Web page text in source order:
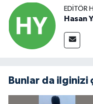
EDITÖR
Hasan
Bunlar da ilginizi